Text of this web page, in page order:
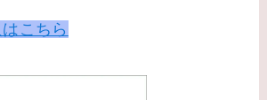
こちら